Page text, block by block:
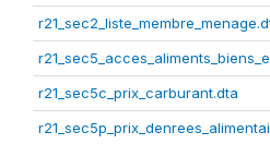
r21_sec5c_prix_carburant.dta